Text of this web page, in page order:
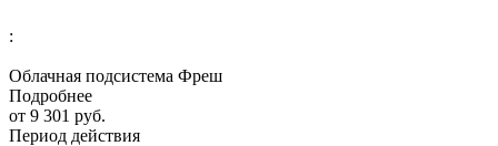
:
Облачная подсистема Фреш
Подробнее
от 9 301 руб.
Период действия